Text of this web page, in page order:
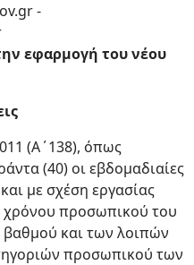
-
εφαρμογή του νέου
(Α΄138), όπως
(40) οι εβδομαδιαίες
με σχέση εργασίας
χρόνου προσωπικού του
βαθμού και των λοιπών
προσωπικού των